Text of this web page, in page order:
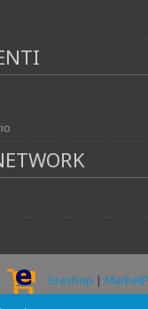
Erashop |